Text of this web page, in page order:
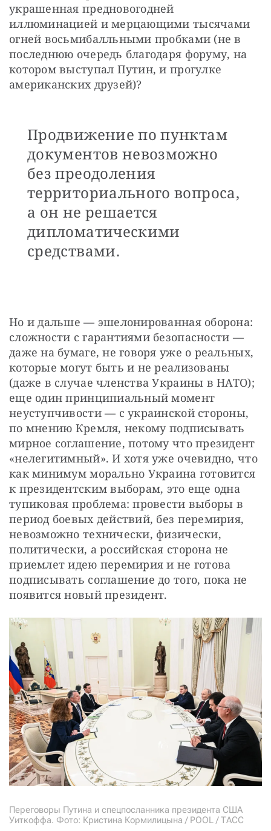
украшенная предновогодней
иллюминацией и мерцающими тысячами
огней восьмибалльными пробками (не в
последнюю очередь благодаря форуму, на
котором выступал Путин, и прогулке
американских друзей)?
Продвижение по пунктам
документов невозможно
без преодоления
территориального вопроса,
а он не решается
дипломатическими
средствами.
Но и дальше — эшелонированная оборона:
сложности с гарантиями безопасности —
даже на бумаге, не говоря уже о реальных,
которые могут быть и не реализованы
(даже в случае членства Украины в НАТО);
еще один принципиальный момент
неуступчивости — с украинской стороны,
по мнению Кремля, некому подписывать
мирное соглашение, потому что президент
«нелегитимный». И хотя уже очевидно, что
как минимум морально Украина готовится
к президентским выборам, это еще одна
тупиковая проблема: провести выборы в
период боевых действий, без перемирия,
невозможно технически, физически,
политически, а российская сторона не
приемлет идею перемирия и не готова
подписывать соглашение до того, пока не
появится новый президент.
Переговоры Путина и спецпосланника президента США
Уиткоффа. Фото: Кристина Кормилицына / POOL / ТАСС